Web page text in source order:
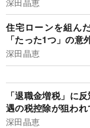
住宅ローンを組ん
「たった1つ」の意
深田晶恵
「退職金増税」に
遇の税控除が狙われ
深田晶恵